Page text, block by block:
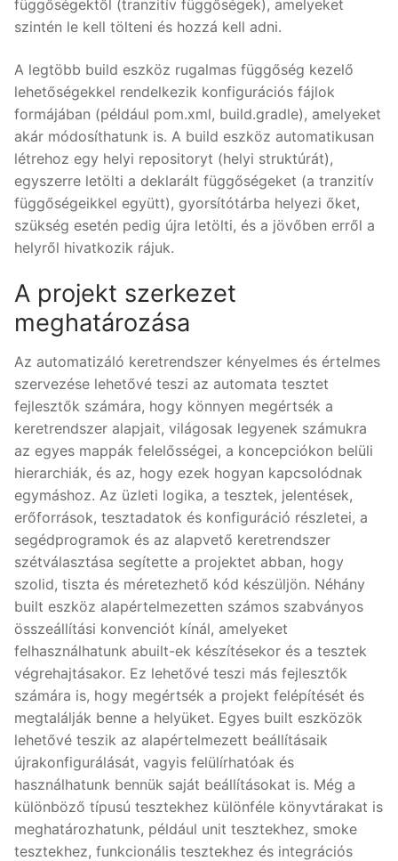
függőségektől (tranzitív függőségek), amelyeket
szintén le kell tölteni és hozzá kell adni.
A legtöbb build eszköz rugalmas függőség kezelő
lehetőségekkel rendelkezik konfigurációs fájlok
formájában (például pom.xml, build.gradle), amelyeket
akár módosíthatunk is. A build eszköz automatikusan
létrehoz egy helyi repositoryt (helyi struktúrát),
egyszerre letölti a deklarált függőségeket (a tranzitív
függőségeikkel együtt), gyorsítótárba helyezi őket,
szükség esetén pedig újra letölti, és a jövőben erről a
helyről hivatkozik rájuk.
A projekt szerkezet
meghatározása
Az automatizáló keretrendszer kényelmes és értelmes
szervezése lehetővé teszi az automata tesztet
fejlesztők számára, hogy könnyen megértsék a
keretrendszer alapjait, világosak legyenek számukra
az egyes mappák felelősségei, a koncepciókon belüli
hierarchiák, és az, hogy ezek hogyan kapcsolódnak
egymáshoz. Az üzleti logika, a tesztek, jelentések,
erőforrások, tesztadatok és konfiguráció részletei, a
segédprogramok és az alapvető keretrendszer
szétválasztása segítette a projektet abban, hogy
szolid, tiszta és méretezhető kód készüljön. Néhány
built eszköz alapértelmezetten számos szabványos
összeállítási konvenciót kínál, amelyeket
felhasználhatunk abuilt-ek készítésekor és a tesztek
végrehajtásakor. Ez lehetővé teszi más fejlesztők
számára is, hogy megértsék a projekt felépítését és
megtalálják benne a helyüket. Egyes built eszközök
lehetővé teszik az alapértelmezett beállításaik
újrakonfigurálását, vagyis felülírhatóak és
használhatunk bennük saját beállításokat is. Még a
különböző típusú tesztekhez különféle könyvtárakat is
meghatározhatunk, például unit tesztekhez, smoke
tesztekhez, funkcionális tesztekhez és integrációs